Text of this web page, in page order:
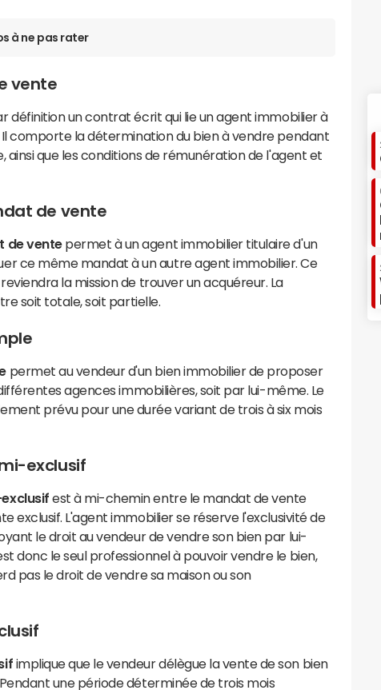
à ne pas rater
vente
définition un contrat écrit qui lie un agent immobilier à
Il comporte la détermination du bien à vendre pendant
ainsi que les conditions de rémunération de l'agent et
de vente
de ventepermet à un agent immobilier titulaire d'un
ce même mandat à un autre agent immobilier. Ce
la mission de trouver un acquéreur. La
soit totale, soit partielle.
permet au vendeur d'un bien immobilier de proposer
agences immobilières, soit par lui-même. Le
prévu pour une durée variant de trois à six mois
exclusif
est à mi-chemin entre le mandat de vente
exclusif. L'agent immobilier se réserve l'exclusivité de
le droit au vendeur de vendre son bien par lui-
donc le seul professionnel à pouvoir vendre le bien,
pas le droit de vendre sa maison ou son
implique que le vendeur délègue la vente de son bien
une période déterminée de trois mois